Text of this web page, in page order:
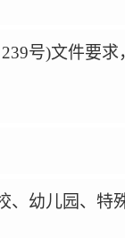
239号)文件要求
、幼儿园、特